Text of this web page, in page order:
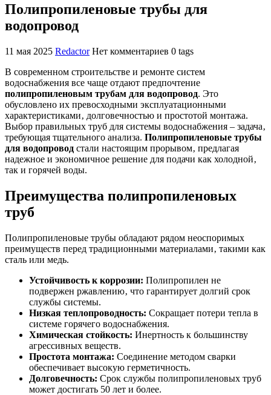
Полипропиленовые трубы для
водопровод
11 мая 2025 Redactor Нет комментариев 0 tags
В современном строительстве и ремонте систем
водоснабжения все чаще отдают предпочтение
полипропиленовым трубам для водопровод. Это
обусловлено их превосходными эксплуатационными
характеристиками‚ долговечностью и простотой монтажа.
Выбор правильных труб для системы водоснабжения – задача‚
требующая тщательного анализа. Полипропиленовые трубы
для водопровод стали настоящим прорывом‚ предлагая
надежное и экономичное решение для подачи как холодной‚
так и горячей воды.
Преимущества полипропиленовых
труб
Полипропиленовые трубы обладают рядом неоспоримых
преимуществ перед традиционными материалами‚ такими как
сталь или медь.
Устойчивость к коррозии: Полипропилен не
подвержен ржавлению‚ что гарантирует долгий срок
службы системы.
Низкая теплопроводность: Сокращает потери тепла в
системе горячего водоснабжения.
Химическая стойкость: Инертность к большинству
агрессивных веществ.
Простота монтажа: Соединение методом сварки
обеспечивает высокую герметичность.
Долговечность: Срок службы полипропиленовых труб
может достигать 50 лет и более.